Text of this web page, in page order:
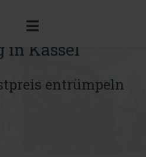
in Kassel
entrümpeln